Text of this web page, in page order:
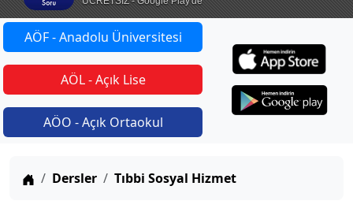
AÖF - Anadolu Üniversitesi
AÖL - Açık Lise
AÖO - Açık Ortaokul
Anasayfa
Dersler Tıbbi Sosyal Hizmet